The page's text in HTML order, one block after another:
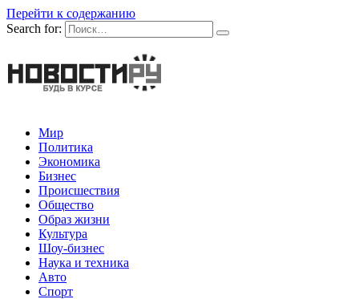
Перейти к содержанию
Search for:
Мир
Политика
Экономика
Бизнес
Происшествия
Общество
Образ жизни
Культура
Шоу-бизнес
Наука и техника
Авто
Спорт